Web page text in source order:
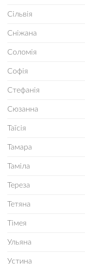
Сільвія
Сніжана
Соломія
Софія
Стефанія
Сюзанна
Таїсія
Тамара
Таміла
Тереза
Тетяна
Тімея
Ульяна
Устина